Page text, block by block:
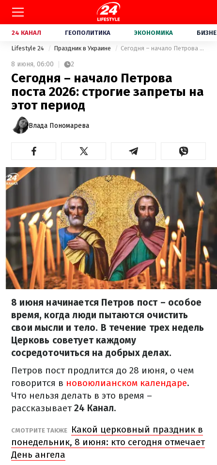
24 КАНАЛ ГЕОПОЛИТИКА ЭКОНОМИКА
Lifestyle 24 Праздник в Украине Сегодня – начало Петрова поста 2026: строгие запреты на этот период
8 июня, 06:00 2
Сегодня – начало Петрова
поста 2026: строгие запреты на
этот период
Влада Пономарева
8 июня начинается Петров пост – особое
время, когда люди пытаются очистить
свои мысли и тело. В течение трех недель
Церковь советует каждому
сосредоточиться на добрых делах.
Петров пост продлится до 28 июня, о чем
говорится в новоюлианском календаре.
Что нельзя делать в это время –
рассказывает24 Канал.
СМОТРИТЕ ТАКЖЕ
Какой церковный праздник в
понедельник, 8 июня: кто сегодня отмечает
День ангела